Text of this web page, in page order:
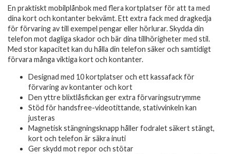
En praktiskt mobilplånbok med flera kortplatser för att ta med
dina kort och kontanter bekvämt. Ett extra fack med dragkedja
för förvaring av till exempel pengar eller hörlurar. Skydda din
telefon mot dagliga skador och bär dina tillhörigheter med stil.
Med stor kapacitet kan du hålla din telefon säker och samtidigt
förvara många viktiga kort och kontanter.
Designad med 10 kortplatser och ett kassafack för
förvaring av kontanter och kort
Den yttre blixtlåsfickan ger extra förvaringsutrymme
Stöd för handsfree-videotittande, stativvinkeln kan
justeras
Magnetisk stängningsknapp håller fodralet säkert stängt,
kort och telefon är säkra inuti
Ger skydd mot repor och stötar